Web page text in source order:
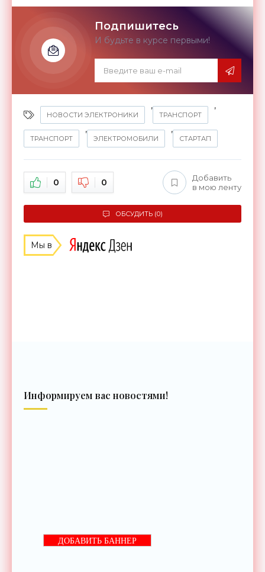
Подпишитесь
И будьте в курсе первыми!
НОВОСТИ ЭЛЕКТРОНИКИ
,
ТРАНСПОРТ
,
ТРАНСПОРТ
,
ЭЛЕКТРОМОБИЛИ
,
СТАРТАП
0 0
Добавить
в мою ленту
ОБСУДИТЬ (0)
Мы в
Информируем вас новостями!
ДОБАВИТЬ БАННЕР